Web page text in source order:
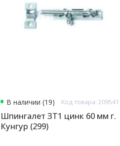
В наличии (19) Код товара: 209541
Шпингалет ЗТ1 цинк 60 мм г.
Кунгур (299)